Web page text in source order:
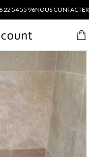
22 54 55 96NOUS CONTACTER